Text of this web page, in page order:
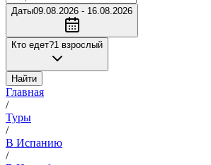
Даты09.08.2026 - 16.08.2026
Кто едет?1 взрослый
Найти
Главная
/
Туры
/
В Испанию
/